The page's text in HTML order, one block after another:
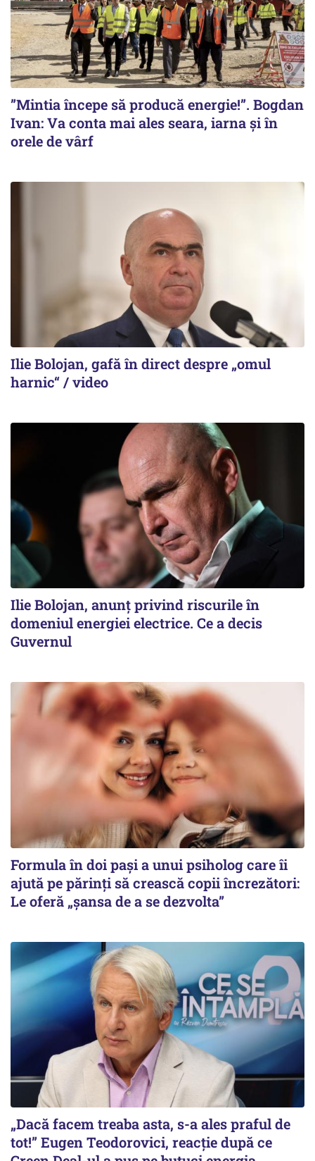
”Mintia începe să producă energie!”. Bogdan
Ivan: Va conta mai ales seara, iarna și în
orele de vârf
Ilie Bolojan, gafă în direct despre „omul
harnic“ / video
Ilie Bolojan, anunț privind riscurile în
domeniul energiei electrice. Ce a decis
Guvernul
Formula în doi pași a unui psiholog care îi
ajută pe părinți să crească copii încrezători:
Le oferă „șansa de a se dezvolta”
„Dacă facem treaba asta, s-a ales praful de
tot!” Eugen Teodorovici, reacție după ce